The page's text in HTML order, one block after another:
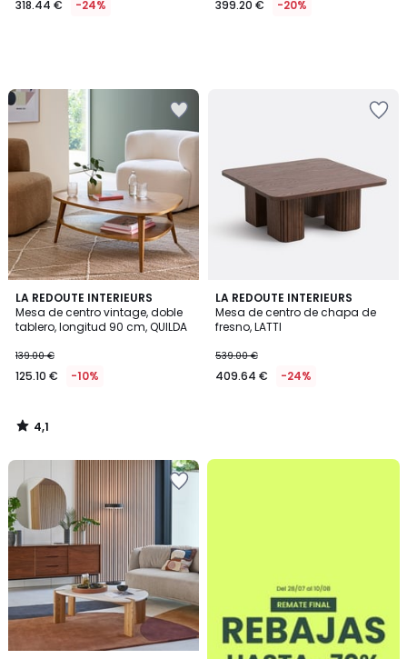
en
24%
descuento
aplicado.
318.44 € -24% 399.20 € -20%
LA REDOUTE INTERIEURS
Mesa de centro vintage, doble
tablero, longitud 90 cm, QUILDA
139.00 €
125.10 € -10%
4,1
/ 5
4,1
/
LA REDOUTE INTERIEURS
Mesa de centro de chapa de
fresno, LATTI
539.00 €
409.64 € -24%
.